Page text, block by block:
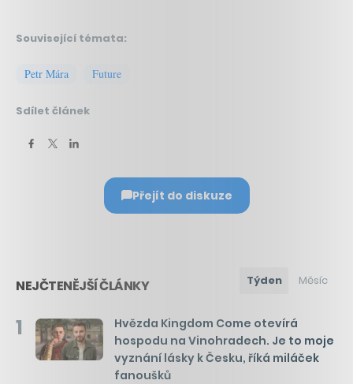
Související témata:
Petr Mára Future
Sdílet článek
Přejít do diskuze
NEJČTENĚJŠÍ ČLÁNKY Týden Měsíc
1
Hvězda Kingdom Come otevírá
hospodu na Vinohradech. Je to moje
vyznání lásky k Česku, říká miláček
fanoušků